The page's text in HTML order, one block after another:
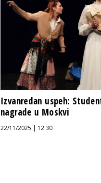
Izvanredan uspeh:
nagrade u Moskvi
22/11/2025 | 12:30